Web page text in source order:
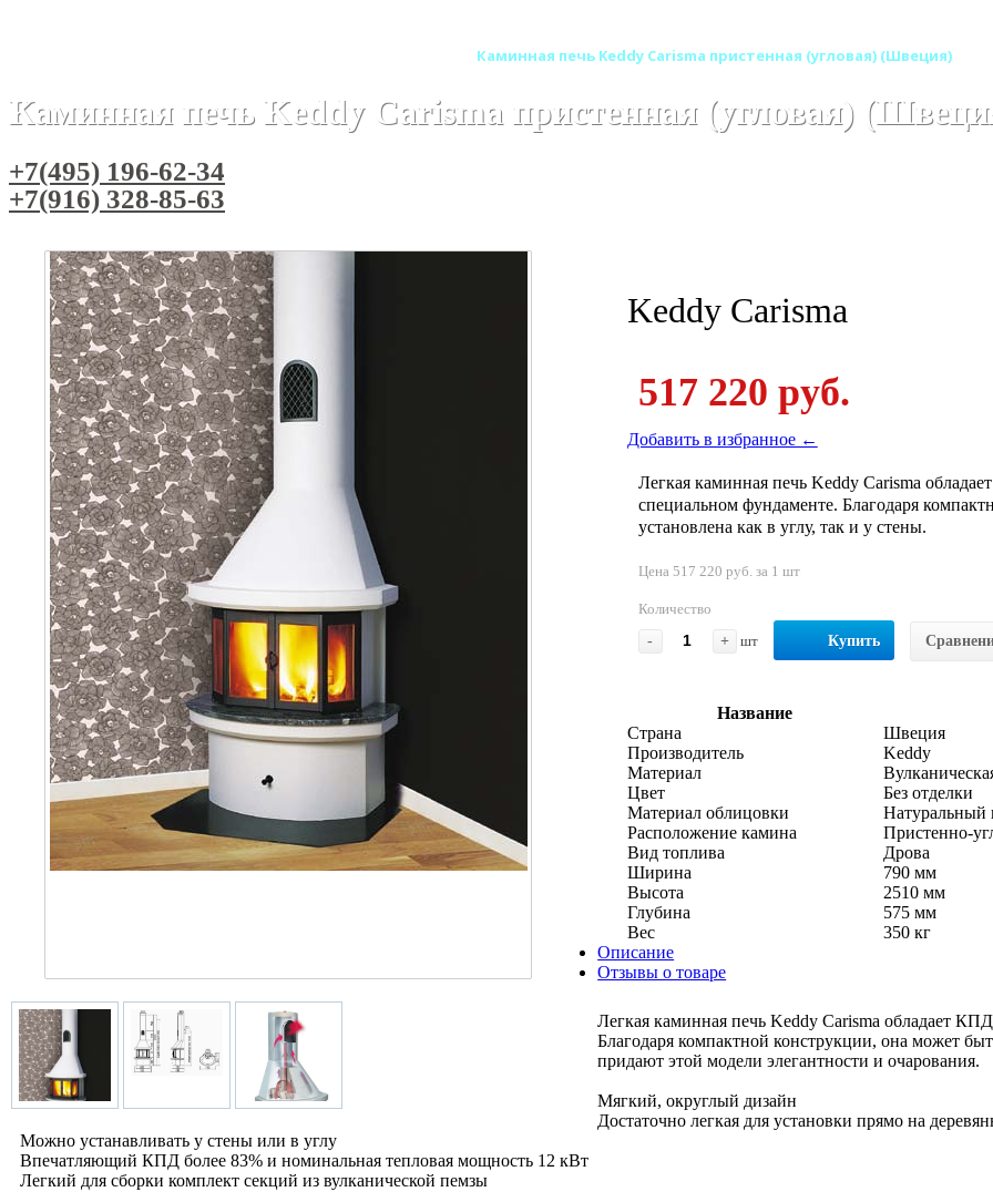
Каминная печь Keddy Carisma пристенная (угловая) (Швеция)
Каминная печь Keddy Carisma пристенная (угловая)
+7(495) 196-62-34
+7(916) 328-85-63
Keddy Carisma
517 220 руб.
Добавить в избранное ←
Легкая каминная печь Keddy Carisma
специальном фундаменте. Благодаря
установлена как в углу, так и у стены.
Цена 517 220 руб. за 1 шт
Количество
-
+ шт Купить
Название
Страна
Швеция
Производитель
Keddy
Материал
Цвет
Без отделки
Материал облицовки
Натуральный
Расположение камина
Пристенно-
Вид топлива
Дрова
Ширина
790 мм
Высота
2510 мм
Глубина
575 мм
Вес
350 кг
Описание
Отзывы о товаре
Легкая каминная печь Keddy Carisma обладает
Благодаря компактной конструкции, она может
придают этой модели элегантности и очарования.
Мягкий, округлый дизайн
Достаточно легкая для установки прямо на
Можно устанавливать у стены или в углу
Впечатляющий КПД более 83% и номинальная тепловая мощность 12 кВт
Легкий для сборки комплект секций из вулканической пемзы